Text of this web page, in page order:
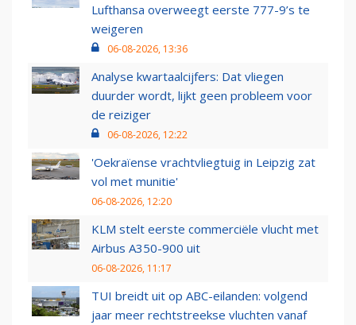
Lufthansa overweegt eerste 777-9’s te
weigeren
06-08-2026, 13:36
Analyse kwartaalcijfers: Dat vliegen
duurder wordt, lijkt geen probleem voor
de reiziger
06-08-2026, 12:22
'Oekraïense vrachtvliegtuig in Leipzig zat
vol met munitie'
06-08-2026, 12:20
KLM stelt eerste commerciële vlucht met
Airbus A350-900 uit
06-08-2026, 11:17
TUI breidt uit op ABC-eilanden: volgend
jaar meer rechtstreekse vluchten vanaf